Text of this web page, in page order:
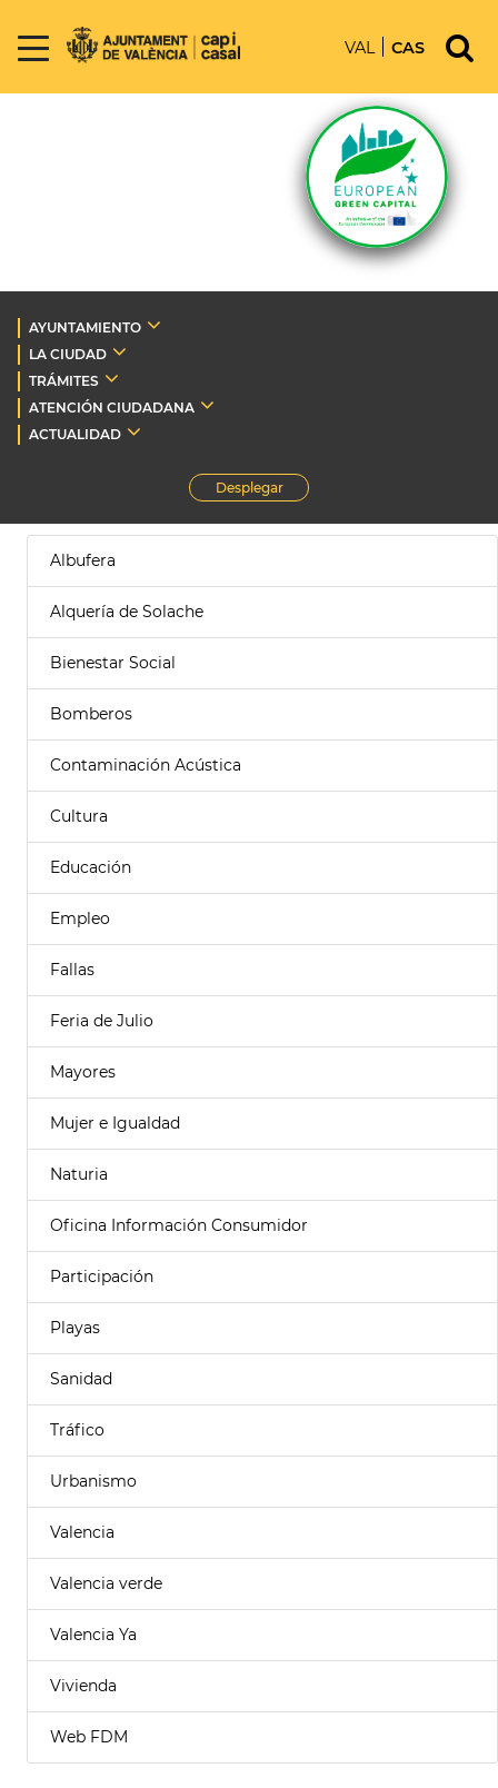
VAL CAS
AYUNTAMIENTO
LA CIUDAD
TRÁMITES
ATENCIÓN CIUDADANA
ACTUALIDAD
Desplegar
Albufera
Alquería de Solache
Bienestar Social
Bomberos
Contaminación Acústica
Cultura
Educación
Empleo
Fallas
Feria de Julio
Mayores
Mujer e Igualdad
Naturia
Oficina Información Consumidor
Participación
Playas
Sanidad
Tráfico
Urbanismo
Valencia
Valencia verde
Valencia Ya
Vivienda
Web FDM